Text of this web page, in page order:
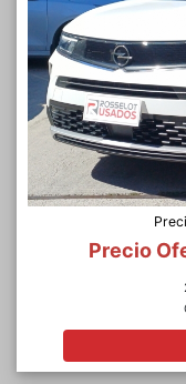
Precio